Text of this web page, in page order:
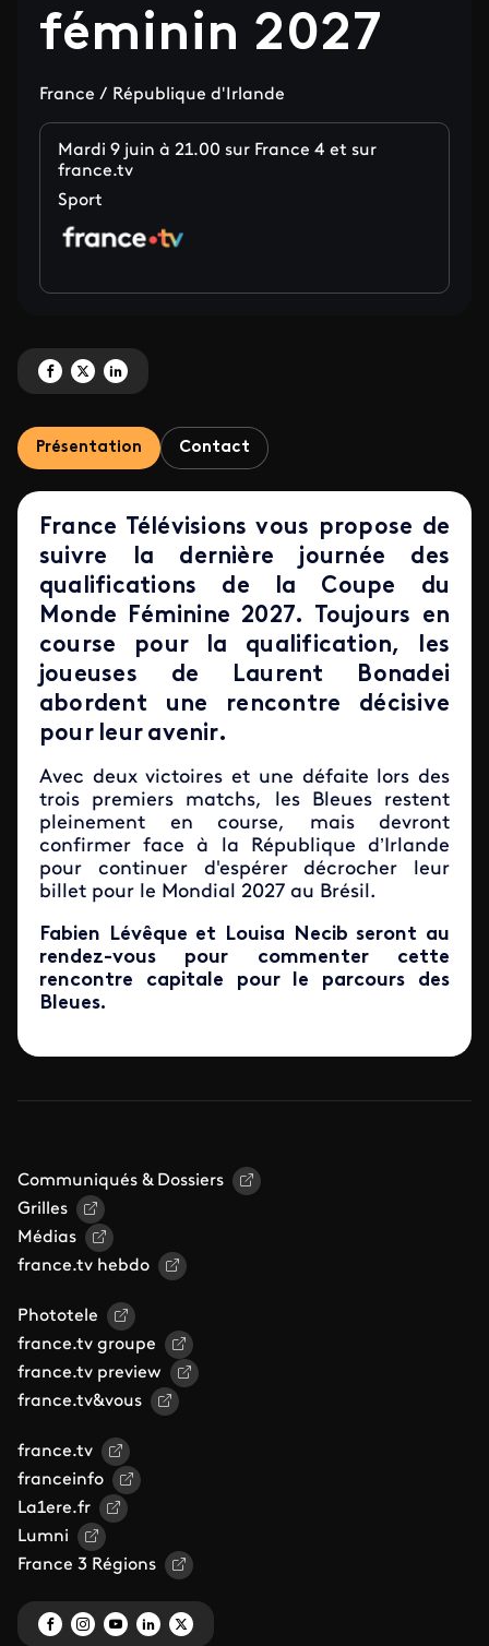
féminin 2027
France / République d'Irlande
Mardi 9 juin à 21.00 sur France 4 et sur
france.tv
Sport
Partagez 'Qualifications Coupe du monde de football féminin 2027 ' sur
Partagez 'Qualifications Coupe du monde de football féminin 2027 '
Partagez 'Qualifications Coupe du monde de football féminin
Présentation Contact
France Télévisions vous propose de
suivre la dernière journée des
qualifications de la Coupe du
Monde Féminine 2027.
Toujours en
course pour la qualification, les
joueuses de Laurent Bonadei
abordent une rencontre décisive
pour leur avenir.
Avec deux victoires et une défaite lors des
trois premiers matchs, les Bleues restent
pleinement en course, mais devront
confirmer face à la République d’Irlande
pour continuer d'espérer décrocher leur
billet pour le Mondial 2027 au Brésil.
Fabien Lévêque et Louisa Necib seront au
rendez-vous pour commenter cette
rencontre capitale pour le parcours des
Bleues.
Communiqués & Dossiers
Grilles
Médias
france.tv hebdo
Phototele
france.tv groupe
france.tv preview
france.tv&vous
france.tv
franceinfo
La1ere.fr
Lumni
France 3 Régions